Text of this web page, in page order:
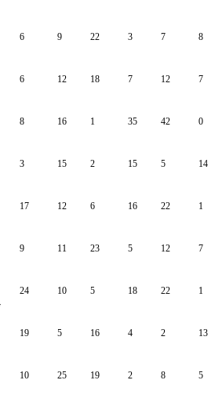
6 9 22 3 7 8
6 12 18 7 12 7
8 16 1 35 42 0
3 15 2 15 5 14
17 12 6 16 22 1
9 11 23 5 12 7
24 10 5 18 22 1
19 5 16 4 2 13
10 25 19 2 8 5